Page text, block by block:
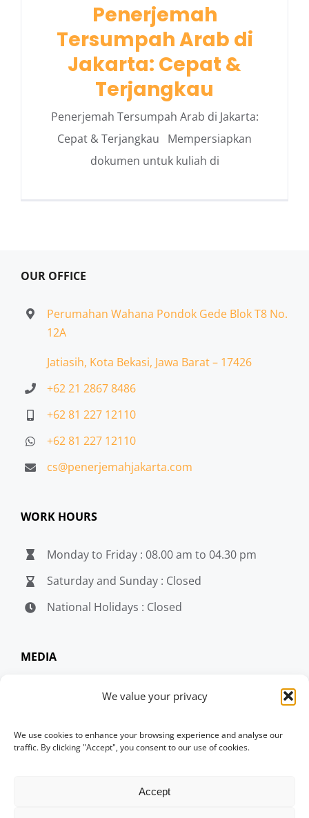
We value your privacy
We use cookies to enhance your browsing experience and analyse our
traffic. By clicking "Accept", you consent to our use of cookies.
Accept
Penerjemah
Tersumpah Arab di
Jakarta: Cepat &
Terjangkau
Penerjemah Tersumpah Arab di Jakarta:
Cepat & Terjangkau Mempersiapkan
dokumen untuk kuliah di
OUR OFFICE
Perumahan Wahana Pondok Gede Blok T8 No.
12A
Jatiasih, Kota Bekasi, Jawa Barat – 17426
+62 21 2867 8486
+62 81 227 12110
+62 81 227 12110
cs@penerjemahjakarta.com
WORK HOURS
Monday to Friday : 08.00 am to 04.30 pm
Saturday and Sunday : Closed
National Holidays : Closed
MEDIA
penerjemahjakarta.com
penerjemahjakarta.com
2026 | penerjemahjakarta.com